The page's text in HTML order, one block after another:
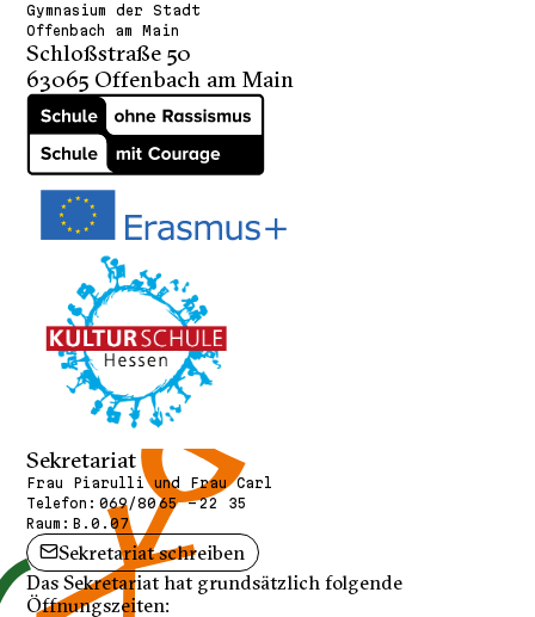
Gymnasium der Stadt
Offenbach am Main
Schloßstraße 50
63065 Offenbach am Main
Sekretariat
Frau Piarulli und Frau Carl
Telefon: 069/80 65 - 22 35
Raum: B.0.07
Sekretariat schreiben
Das Sekretariat hat grundsätzlich folgende
Öffnungszeiten: